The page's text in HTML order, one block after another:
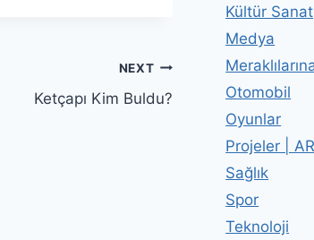
NEXT
Ketçapı Kim Buldu?
Kültür Sanat
Medya
Otomobil
Oyunlar
Projeler |
Sağlık
Spor
Teknoloji